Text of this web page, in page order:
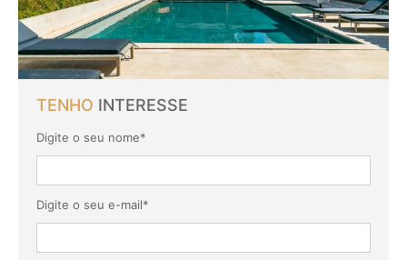
TENHO INTERESSE
Digite o seu nome*
Digite o seu e-mail*